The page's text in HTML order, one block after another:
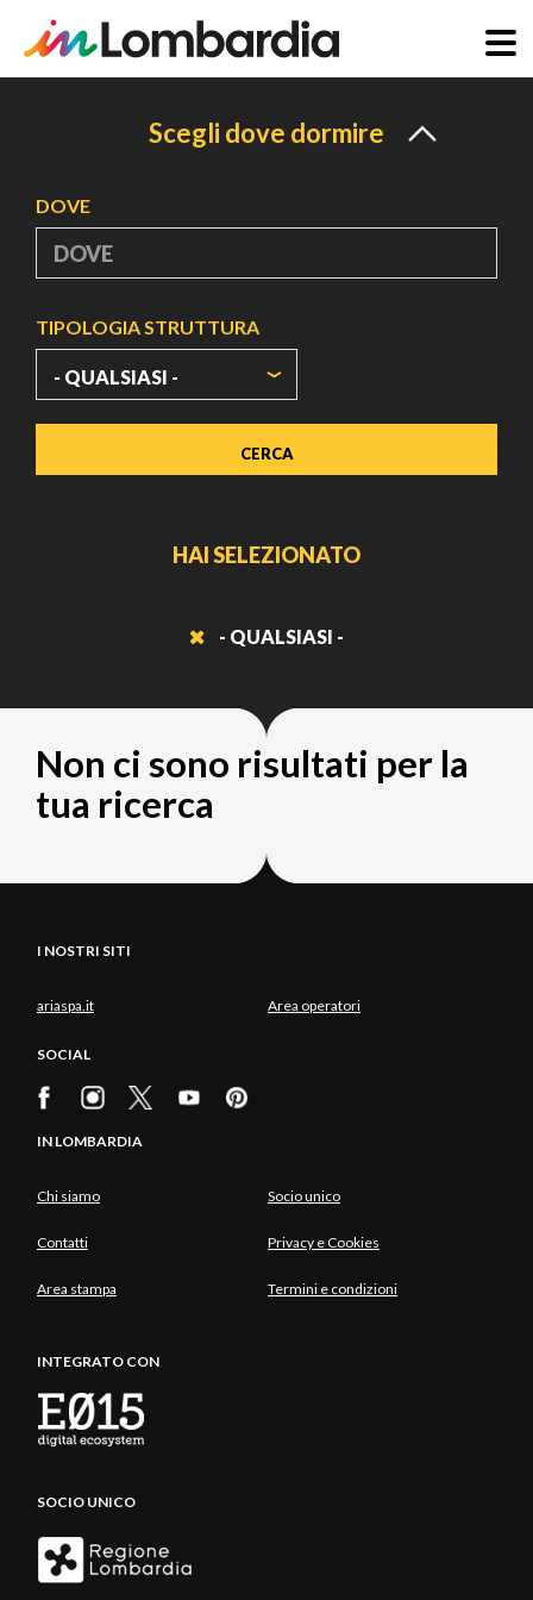
Scegli dove dormire
DOVE
TIPOLOGIA STRUTTURA
HAI SELEZIONATO
- QUALSIASI -
Non ci sono risultati per la
tua ricerca
I NOSTRI SITI
ariaspa.it Area operatori
SOCIAL
IN LOMBARDIA
Chi siamo Socio unico
Contatti Privacy e Cookies
Area stampa Termini e condizioni
INTEGRATO CON
SOCIO UNICO